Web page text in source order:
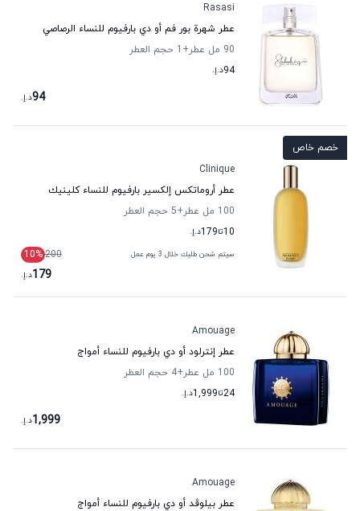
Rasasi
عطر شهرة بور فم أو دي بارفيوم للنساء الرصاصي
90 مل عطر
+1
حجم العطر
94د.إ.
94د.إ.
خصم خاص
Clinique
عطر أروماتكس إلكسير بارفيوم للنساء كلينيك
100 مل عطر
+5
حجم العطر
10تا179د.إ.
سيتم شحن طلبك خلال 3 يوم عمل 200
10%
179د.إ.
Amouage
عطر إنترلود أو دي بارفيوم للنساء أمواج
100 مل عطر
+4
حجم العطر
24تا1,999د.إ.
1,999د.إ.
Amouage
عطر بيلوڤد أو دي بارفيوم للنساء أمواج